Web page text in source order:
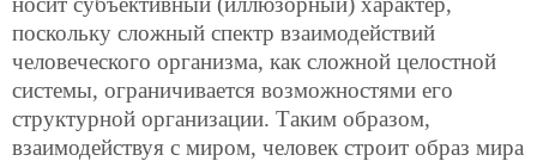
поскольку сложный спектр взаимодействий
человеческого организма, как сложной целостной
системы, ограничивается возможностями его
структурной организации. Таким образом,
взаимодействуя с миром, человек строит образ мира